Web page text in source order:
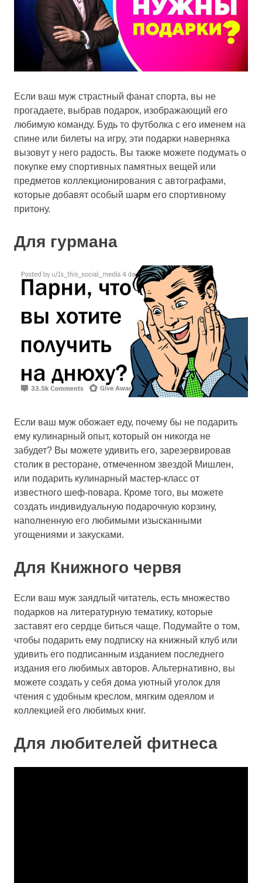
Если ваш муж страстный фанат спорта, вы не
прогадаете, выбрав подарок, изображающий его
любимую команду. Будь то футболка с его именем на
спине или билеты на игру, эти подарки наверняка
вызовут у него радость. Вы также можете подумать о
покупке ему спортивных памятных вещей или
предметов коллекционирования с автографами,
которые добавят особый шарм его спортивному
притону.
Для гурмана
Если ваш муж обожает еду, почему бы не подарить
ему кулинарный опыт, который он никогда не
забудет? Вы можете удивить его, зарезервировав
столик в ресторане, отмеченном звездой Мишлен,
или подарить кулинарный мастер-класс от
известного шеф-повара. Кроме того, вы можете
создать индивидуальную подарочную корзину,
наполненную его любимыми изысканными
угощениями и закусками.
Для Книжного червя
Если ваш муж заядлый читатель, есть множество
подарков на литературную тематику, которые
заставят его сердце биться чаще. Подумайте о том,
чтобы подарить ему подписку на книжный клуб или
удивить его подписанным изданием последнего
издания его любимых авторов. Альтернативно, вы
можете создать у себя дома уютный уголок для
чтения с удобным креслом, мягким одеялом и
коллекцией его любимых книг.
Для любителей фитнеса